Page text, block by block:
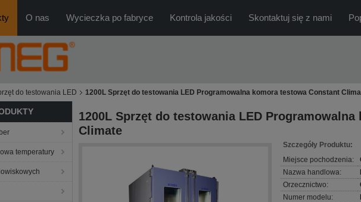
O nas Wycieczka po fabryce Kontrola jakości Skontaktuj się z nami
do testowania LED 1200L Sprzęt do testowania LED Programowalna komora testowa Constant
temperatury
1200L Sprzęt do testowania LED
Climate
Szczegóły Produktu:
Miejsce pochodzenia:
Nazwa handlowa:
Orzecznictwo:
Numer modelu: